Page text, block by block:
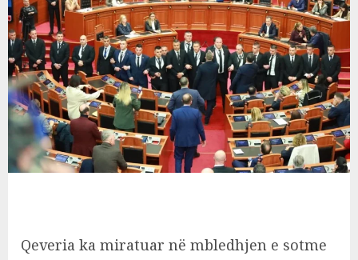
Qeveria ka miratuar në mbledhjen e sotme